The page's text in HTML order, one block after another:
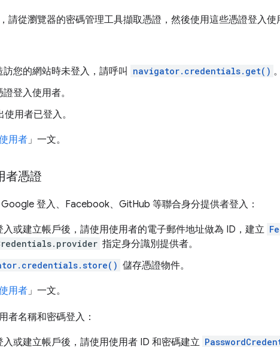
請從瀏覽器的密碼管理工具擷取憑證，然後使用這些憑證登入使
您的網站時未登入，請呼叫 navigator.credentials.get() 。
登入使用者。
用者已登入。
用者」一文。
者憑證
登入、Facebook、GitHub 等聯合身分提供者登入：
入或建立帳戶後，請使用使用者的電子郵件地址做為 ID，建立
指定身分識別提供者。
儲存憑證物件。
用者」一文。
者名稱和密碼登入：
入或建立帳戶後，請使用使用者 ID 和密碼建立